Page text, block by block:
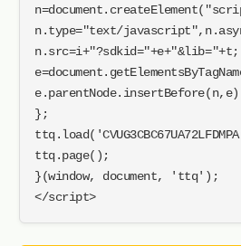
n.type="text/
n.src=i+"?sdkid="+e+"&lib="+t;
e.parentNode.insertBefore(n,e)
};
ttq.page();
}(window, document, 'ttq');
</script>